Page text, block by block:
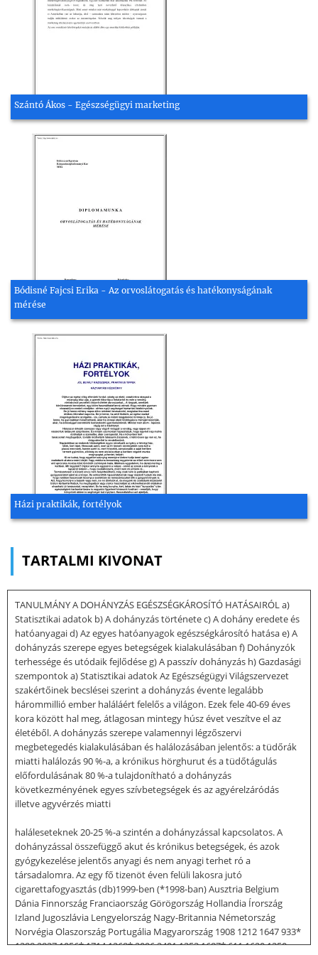
Szántó Ákos - Egészségügyi marketing
Bódisné Fajcsi Erika - Az orvoslátogatás és hatékonyságának
mérése
Házi praktikák, fortélyok
TARTALMI KIVONAT
TANULMÁNY A DOHÁNYZÁS EGÉSZSÉGKÁROSÍTÓ HATÁSAIRÓL a)
Statisztikai adatok b) A dohányzás története c) A dohány eredete és
hatóanyagai d) Az egyes hatóanyagok egészségkárosító hatása e) A
dohányzás szerepe egyes betegségek kialakulásában f) Dohányzók
terhessége és utódaik fejlődése g) A passzív dohányzás h) Gazdasági
szempontok a) Statisztikai adatok Az Egészségügyi Világszervezet
szakértőinek becslései szerint a dohányzás évente legalább
hárommillió ember haláláért felelős a világon. Ezek fele 40-69 éves
kora között hal meg, átlagosan mintegy húsz évet veszítve el az
életéből. A dohányzás szerepe valamennyi légzőszervi
megbetegedés kialakulásában és halálozásában jelentős: a tüdőrák
miatti halálozás 90 %-a, a krónikus hörghurut és a tüdőtágulás
előfordulásának 80 %-a tulajdonítható a dohányzás
következményének egyes szívbetegségek és az agyérelzáródás
illetve agyvérzés miatti
haláleseteknek 20-25 %-a szintén a dohányzással kapcsolatos. A
dohányzással összefüggő akut és krónikus betegségek, és azok
gyógykezelése jelentős anyagi és nem anyagi terhet ró a
társadalomra. Az egy fő tizenöt éven felüli lakosra jutó
cigarettafogyasztás (db)1999-ben (*1998-ban) Ausztria Belgium
Dánia Finnország Franciaország Görögország Hollandia Írország
Izland Jugoszlávia Lengyelország Nagy-Britannia Németország
Norvégia Olaszország Portugália Magyarország 1908 1212 1647 933*
1388 2837 1056* 1714 1268* 2096 2401 1353 1687* 611 1620 1350